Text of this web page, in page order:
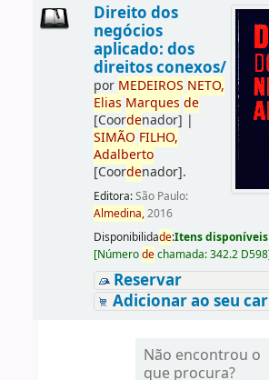
Direito dos
negócios
aplicado: dos
direitos conexos/
por MEDEIROS NETO,
Elias Marques de
[Coordenador] |
SIMÃO FILHO,
Adalberto
[Coordenador].
Editora:São Paulo:
Almedina,2016
Disponibilidade:Itens
[Númerodechamada:342.2 D598
Reservar
Adicionar ao seu
Não encontrou o
que procura?